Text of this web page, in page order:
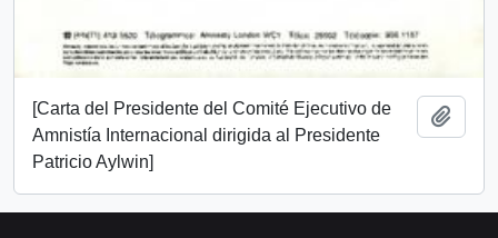
[Carta del Presidente del Comité Ejecutivo de
Amnistía Internacional dirigida al Presidente
Patricio Aylwin]